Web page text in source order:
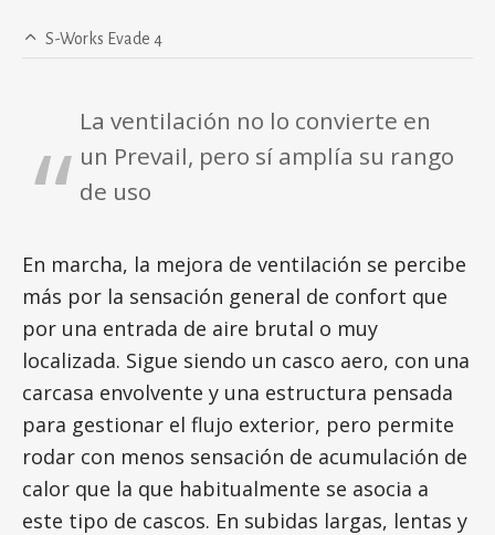
S-Works Evade 4
La ventilación no lo convierte en
un Prevail, pero sí amplía su rango
de uso
En marcha, la mejora de ventilación se percibe
más por la sensación general de confort que
por una entrada de aire brutal o muy
localizada. Sigue siendo un casco aero, con una
carcasa envolvente y una estructura pensada
para gestionar el flujo exterior, pero permite
rodar con menos sensación de acumulación de
calor que la que habitualmente se asocia a
este tipo de cascos. En subidas largas, lentas y